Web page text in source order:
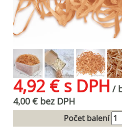
4,92 € s DPH/
4,00 € bez DPH
Počet balení